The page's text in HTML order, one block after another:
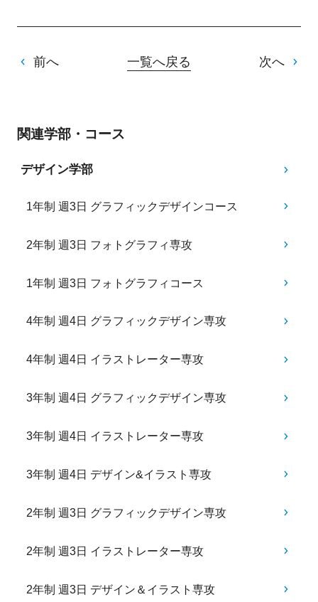
前へ 一覧へ戻る 次へ
関連学部・コース
デザイン学部
1年制 週3日 グラフィックデザインコース
2年制 週3日 フォトグラフィ専攻
1年制 週3日 フォトグラフィコース
4年制 週4日 グラフィックデザイン専攻
4年制 週4日 イラストレーター専攻
3年制 週4日 グラフィックデザイン専攻
3年制 週4日 イラストレーター専攻
3年制 週4日 デザイン&イラスト専攻
2年制 週3日 グラフィックデザイン専攻
2年制 週3日 イラストレーター専攻
2年制 週3日 デザイン＆イラスト専攻